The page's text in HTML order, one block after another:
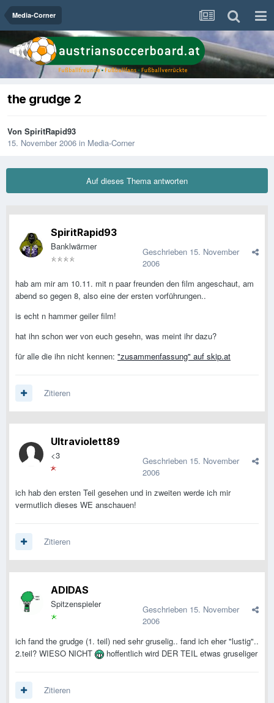
Media-Corner
the grudge 2
Von SpiritRapid93
15. November 2006 in Media-Corner
Auf dieses Thema antworten
SpiritRapid93
Banklwärmer Geschrieben 15. November
2006
hab am mir am 10.11. mit n paar freunden den film angeschaut, am
abend so gegen 8, also eine der ersten vorführungen..
is echt n hammer geiler film!
hat ihn schon wer von euch gesehn, was meint ihr dazu?
für alle die ihn nicht kennen: "zusammenfassung" auf skip.at
Zitieren
Ultraviolett89
<3 Geschrieben 15. November
2006
ich hab den ersten Teil gesehen und in zweiten werde ich mir
vermutlich dieses WE anschauen!
Zitieren
ADIDAS
Spitzenspieler Geschrieben 15. November
2006
ich fand the grudge (1. teil) ned sehr gruselig.. fand ich eher "lustig"..
2.teil? WIESO NICHT
hoffentlich wird DER TEIL etwas gruseliger
Zitieren